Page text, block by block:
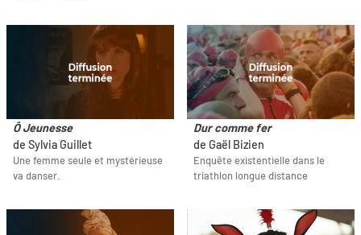
Ô Jeunesse
de Sylvia Guillet
Une femme seule et mystérieuse
va danser.
Dur comme fer
de Gaël Bizien
Enquête existentielle dans le
triathlon longue distance